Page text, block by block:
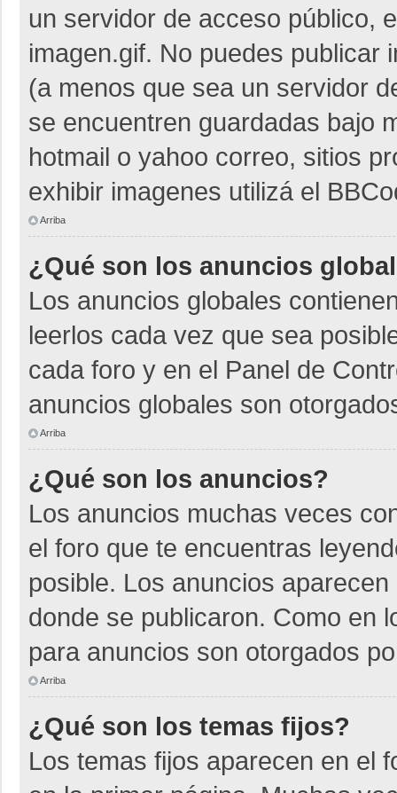
un servidor de acceso público,
imagen.gif. No puedes publicar
(a menos que sea un servidor
se encuentren guardadas bajo
hotmail o yahoo correo, sitios
exhibir imagenes utilizá el
Arriba
¿Qué son los anuncios
Los anuncios globales
leerlos cada vez que sea
cada foro y en el Panel de
anuncios globales son
Arriba
¿Qué son los anuncios?
Los anuncios muchas veces
el foro que te encuentras
posible. Los anuncios
donde se publicaron. Como en
para anuncios son otorgados
Arriba
¿Qué son los temas fijos?
Los temas fijos aparecen en el